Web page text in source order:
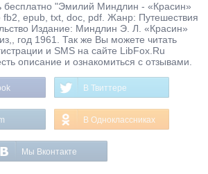
бесплатно "Эмилий Миндлин - «Красин»
fb2, epub, txt, doc, pdf. Жанр: Путешествия
Издание: Миндлин Э. Л. «Красин»
год 1961. Так же Вы можете читать
и SMS на сайте LibFox.Ru
описание и ознакомиться с отзывами.
В Твиттере
В Одноклассниках
Мы Вконтакте